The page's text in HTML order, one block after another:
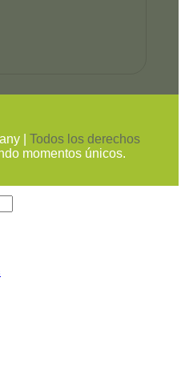
| Todos los derechos
momentos únicos.